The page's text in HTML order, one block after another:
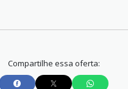
Compartilhe essa oferta: